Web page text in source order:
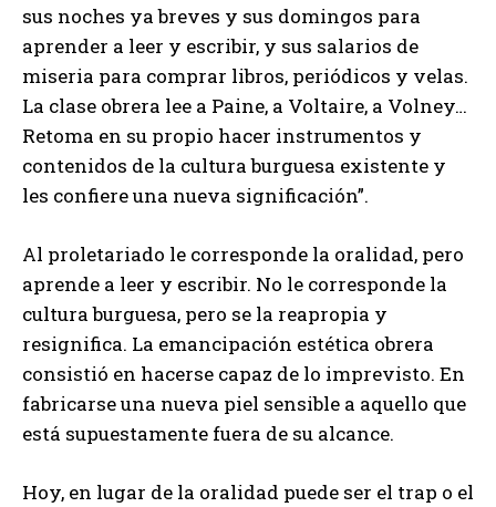
sus noches ya breves y sus domingos para
aprender a leer y escribir, y sus salarios de
miseria para comprar libros, periódicos y velas.
La clase obrera lee a Paine, a Voltaire, a Volney…
Retoma en su propio hacer instrumentos y
contenidos de la cultura burguesa existente y
les confiere una nueva significación”.
Al proletariado le corresponde la oralidad, pero
aprende a leer y escribir. No le corresponde la
cultura burguesa, pero se la reapropia y
resignifica. La emancipación estética obrera
consistió en hacerse capaz de lo imprevisto. En
fabricarse una nueva piel sensible a aquello que
está supuestamente fuera de su alcance.
Hoy, en lugar de la oralidad puede ser el trap o el